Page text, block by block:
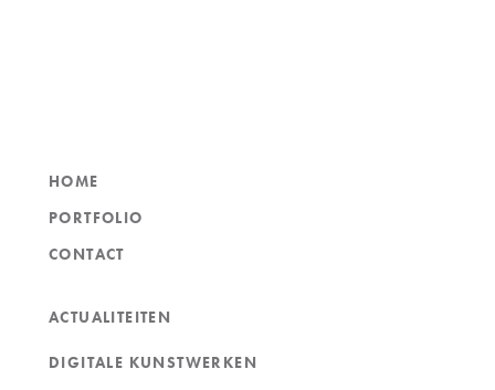
HOME
PORTFOLIO
CONTACT
ACTUALITEITEN
DIGITALE KUNSTWERKEN